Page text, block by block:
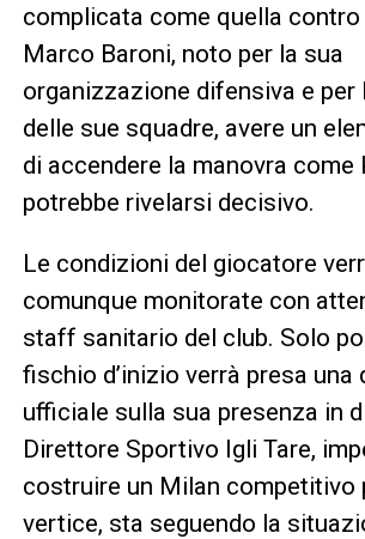
complicata come quella contro
Marco Baroni, noto per la sua
organizzazione difensiva e per
delle sue squadre, avere un
di accendere la manovra come
potrebbe rivelarsi decisivo.
Le condizioni del giocatore
comunque monitorate con
staff sanitario del club. Solo
fischio d’inizio verrà presa una
ufficiale sulla sua presenza in
Direttore Sportivo Igli Tare,
costruire un Milan competitivo
vertice, sta seguendo la